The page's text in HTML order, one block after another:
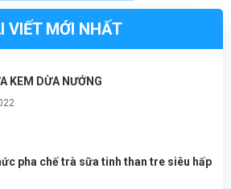
VIẾT MỚI NHẤT
KEM DỪA NƯỚNG
pha chế trà sữa tinh than tre siêu hấp